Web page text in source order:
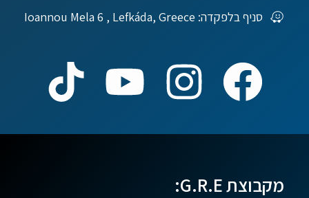
סניף בלפקדה: Ioannou Mela 6 , Lefkáda, Greece
מקבוצת G.R.E: